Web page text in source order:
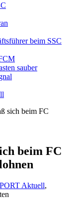
beim SSC
sauber
sich beim FC
beim FC
Aktuell,